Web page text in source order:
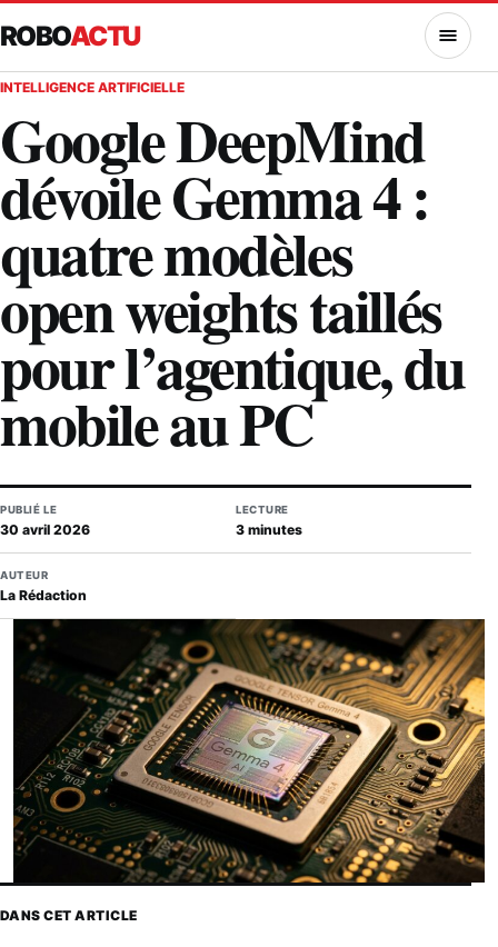
ROBOACTU MENU
INTELLIGENCE ARTIFICIELLE
Google DeepMind
dévoile Gemma 4 :
quatre modèles
open weights taillés
pour l’agentique, du
mobile au PC
PUBLIÉ LE
30 avril 2026
LECTURE
3 minutes
AUTEUR
La Rédaction
DANS CET ARTICLE